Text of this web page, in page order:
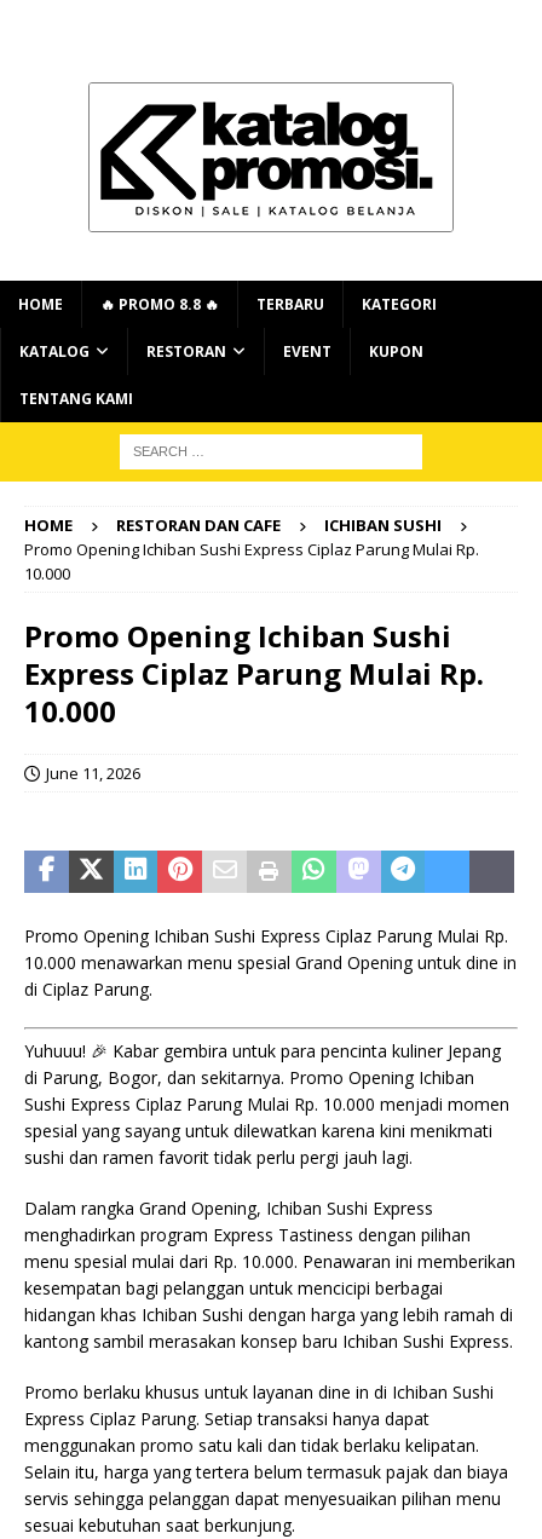
HOME 🔥 PROMO 8.8 🔥 TERBARU KATEGORI
KATALOG RESTORAN EVENT KUPON
TENTANG KAMI
HOME RESTORAN DAN CAFE
ICHIBAN SUSHI
Promo Opening Ichiban Sushi Express Ciplaz Parung Mulai Rp.
10.000
Promo Opening Ichiban Sushi
Express Ciplaz Parung Mulai Rp.
10.000
June 11, 2026
Promo Opening Ichiban Sushi Express Ciplaz Parung Mulai Rp.
10.000 menawarkan menu spesial Grand Opening untuk dine in
di Ciplaz Parung.
Yuhuuu! 🎉 Kabar gembira untuk para pencinta kuliner Jepang
di Parung, Bogor, dan sekitarnya. Promo Opening Ichiban
Sushi Express Ciplaz Parung Mulai Rp. 10.000 menjadi momen
spesial yang sayang untuk dilewatkan karena kini menikmati
sushi dan ramen favorit tidak perlu pergi jauh lagi.
Dalam rangka Grand Opening, Ichiban Sushi Express
menghadirkan program Express Tastiness dengan pilihan
menu spesial mulai dari Rp. 10.000. Penawaran ini memberikan
kesempatan bagi pelanggan untuk mencicipi berbagai
hidangan khas Ichiban Sushi dengan harga yang lebih ramah di
kantong sambil merasakan konsep baru Ichiban Sushi Express.
Promo berlaku khusus untuk layanan dine in di Ichiban Sushi
Express Ciplaz Parung. Setiap transaksi hanya dapat
menggunakan promo satu kali dan tidak berlaku kelipatan.
Selain itu, harga yang tertera belum termasuk pajak dan biaya
servis sehingga pelanggan dapat menyesuaikan pilihan menu
sesuai kebutuhan saat berkunjung.